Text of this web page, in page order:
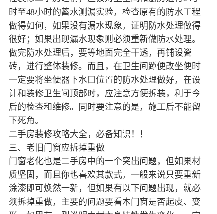
时至48小时的蓄水测漏实验，检查原有的防水工程
做得如何，如果没有漏水现象，证明防水处理做得
很好；如果出现漏水现象则必须重新做防水处理。
做完防水处理后，要等地面完全干透，再铺设瓷
砖，进行整体装修。而且，在卫生间蹲便改坐便时
一定要将坐便器下水口位置的防水处理做好，在设
计和装修卫生间顶部时，应注意方便拆装，利于今
后的检查和维修。同时要注意的是，施工后不能留
下死角。
二手房装修攻略大全，必备知识！！
三、老旧门窗应拆掉重做
门窗老化也是二手房中的一个突出问题，但如果材
质坚固，而且你也喜欢其款式，一般来说只要重新
涂漆即可焕然一新，但如果有以下问题出现，就必
须拆掉重做，主要的问题要看木门窗是否起皮、变